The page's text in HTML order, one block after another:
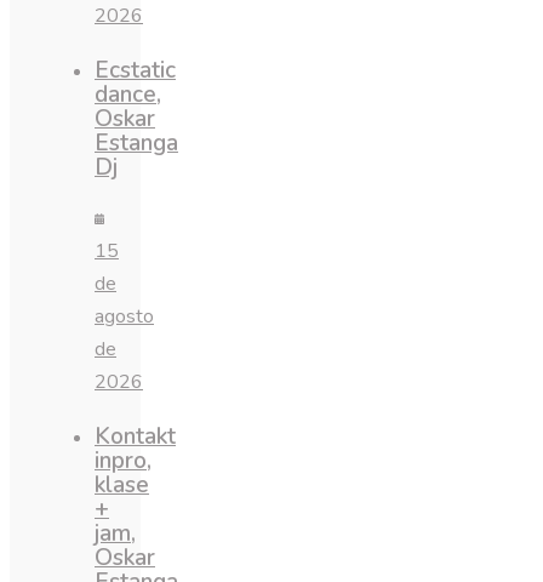
2026
Ecstatic
dance,
Oskar
Estanga
Dj
15
de
agosto
de
2026
Kontakt
inpro,
klase
+
jam,
Oskar